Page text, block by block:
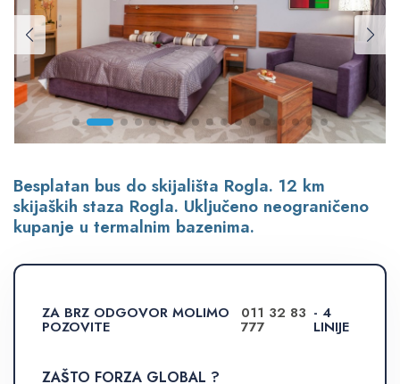
Besplatan bus do skijališta Rogla. 12 km
skijaških staza Rogla. Uključeno neograničeno
kupanje u termalnim bazenima.
ZA BRZ ODGOVOR MOLIMO
POZOVITE
011 32 83
777
- 4
LINIJE
ZAŠTO FORZA GLOBAL ?